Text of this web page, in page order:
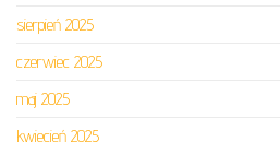
sierpień 2025
czerwiec 2025
maj 2025
kwiecień 2025